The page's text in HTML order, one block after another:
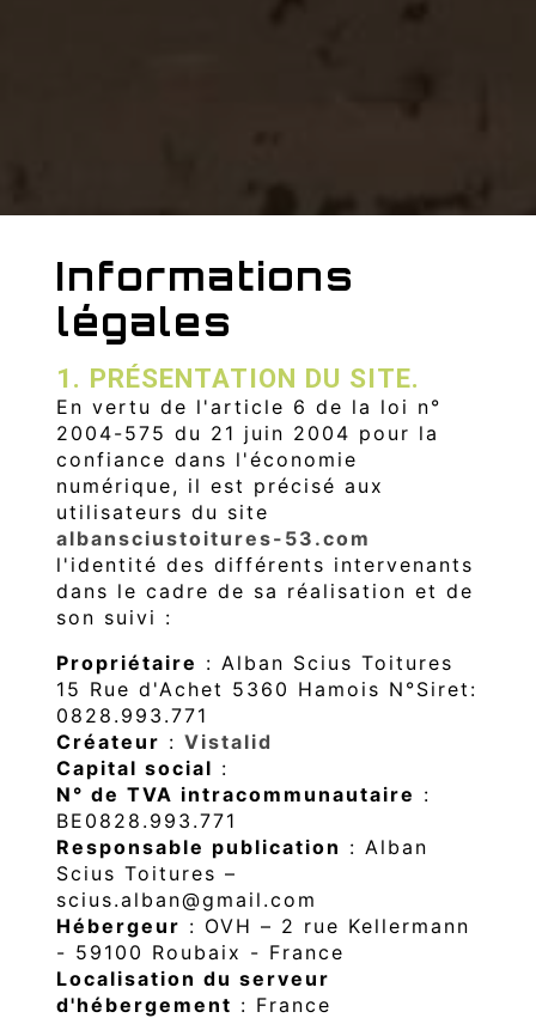
Informations
légales
1. PRÉSENTATION DU SITE.
En vertu de l'article 6 de la loi n°
2004-575 du 21 juin 2004 pour la
confiance dans l'économie
numérique, il est précisé aux
utilisateurs du site
albansciustoitures-53.com
l'identité des différents intervenants
dans le cadre de sa réalisation et de
son suivi :
Propriétaire : Alban Scius Toitures
15 Rue d'Achet 5360 Hamois N°Siret:
0828.993.771
Créateur : Vistalid
Capital social :
N° de TVA intracommunautaire :
BE0828.993.771
Responsable publication : Alban
Scius Toitures –
scius.alban@gmail.com
Hébergeur : OVH – 2 rue Kellermann
- 59100 Roubaix - France
Localisation du serveur
d'hébergement : France